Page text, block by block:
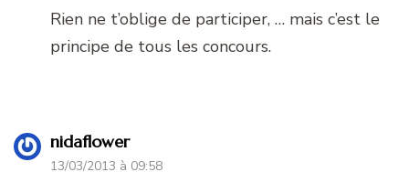
Rien ne t’oblige de participer, … mais c’est le
principe de tous les concours.
nidaflower
13/03/2013 à 09:58